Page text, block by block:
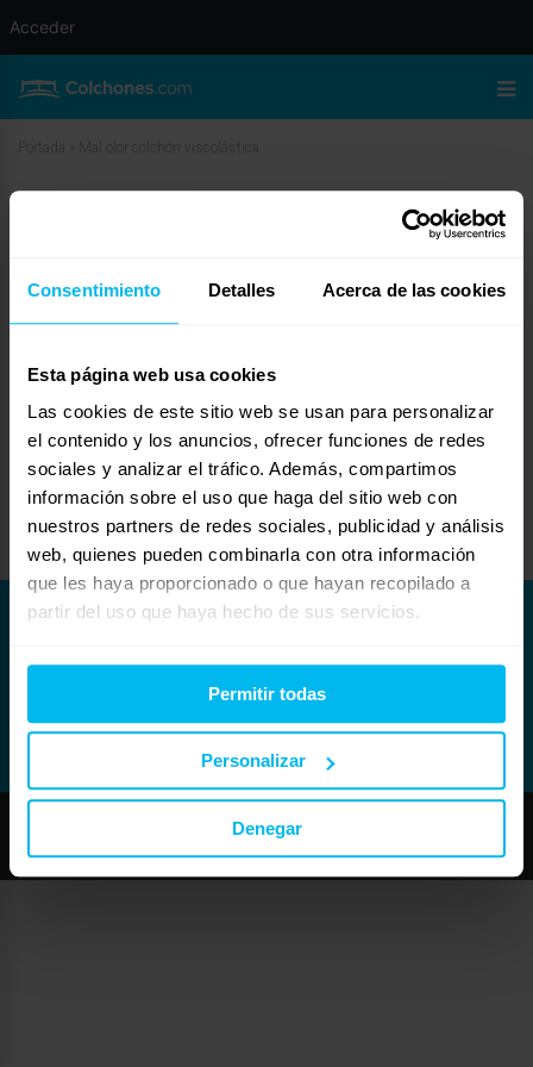
Consentimiento Detalles Acerca de las cookies
Esta página web usa cookies
Las cookies de este sitio web se usan para personalizar
el contenido y los anuncios, ofrecer funciones de redes
sociales y analizar el tráfico. Además, compartimos
información sobre el uso que haga del sitio web con
nuestros partners de redes sociales, publicidad y análisis
web, quienes pueden combinarla con otra información
que les haya proporcionado o que hayan recopilado a
partir del uso que haya hecho de sus servicios.
Permitir todas
Personalizar
Denegar
Mal olor colchón viscolástica
Amparo
Invitado
Ivan, finalmente lo cambiaré por otro colchón porque el olor era insoportable.
Muchas gracias, disculpa el retraso en la respuesta!
Gracias Pol, yo tuve los primeros colchones 12 días en casa y cada vez el
olor era más intenso, como con los segundos ha pasado lo mismo he
Copyright © Maxcolchon S.L. - Todos los derechos reservados.
Acceder